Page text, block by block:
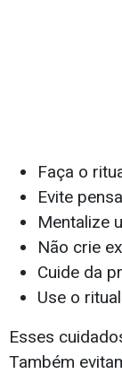
Faça o
Evite
Mentalize
Não crie
Cuide da
Use o
Esses
Também